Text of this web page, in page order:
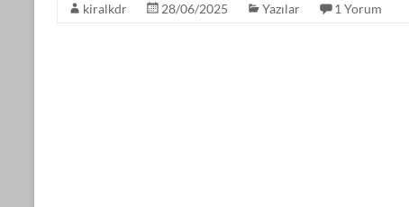
kiralkdr 28/06/2025 Yazılar 1 Yorum